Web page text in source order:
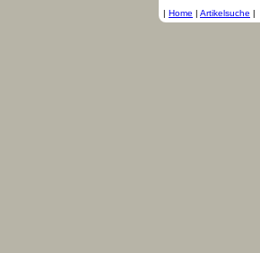
| Home | Artikelsuche |